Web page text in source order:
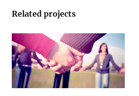
Related projects